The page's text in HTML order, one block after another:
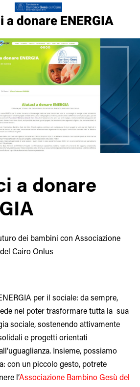
a donare ENERGIA
a donare
dei bambini con Associazione
Cairo Onlus
per il sociale: da sempre,
nel poter trasformare tutta la sua
sociale, sostenendo attivamente
e progetti orientati
Insieme, possiamo
con un piccolo gesto, potrete
l’Associazione Bambino Gesù del